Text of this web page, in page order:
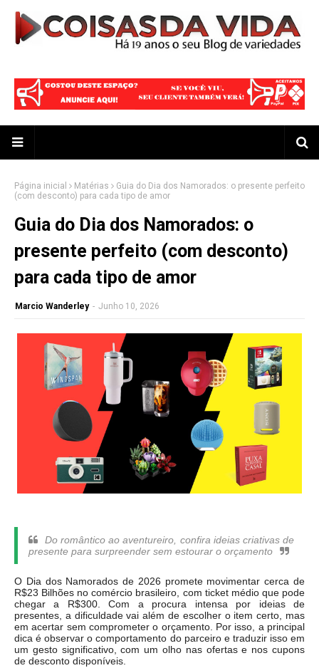
Página inicial Matérias
Guia do Dia dos Namorados: o presente perfeito
(com desconto) para cada tipo de amor
Guia do Dia dos Namorados: o
presente perfeito (com desconto)
para cada tipo de amor
Marcio Wanderley - Junho 10, 2026
Do romântico ao aventureiro, confira ideias criativas de
presente para surpreender sem estourar o orçamento
O Dia dos Namorados de 2026 promete movimentar cerca de
R$23 Bilhões no comércio brasileiro, com ticket médio que pode
chegar a R$300. Com a procura intensa por ideias de
presentes, a dificuldade vai além de escolher o item certo, mas
em acertar sem comprometer o orçamento. Por isso, a principal
dica é observar o comportamento do parceiro e traduzir isso em
um gesto significativo, com um olho nas ofertas e nos cupons
de desconto disponíveis.